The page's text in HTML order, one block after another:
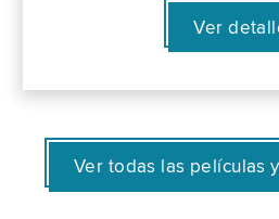
Ver
Ver todas las películas